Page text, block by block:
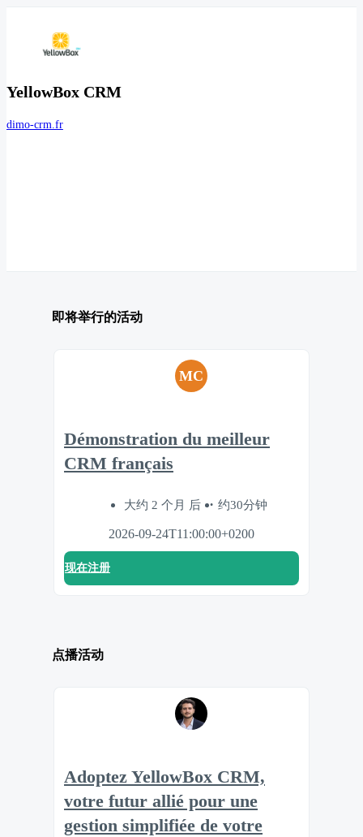
YellowBox CRM
dimo-crm.fr
即将举行的活动
MC
Démonstration du meilleur
CRM français
大约 2 个月 后 约30分钟
2026-09-24T11:00:00+0200
现在注册
点播活动
Adoptez YellowBox CRM,
votre futur allié pour une
gestion simplifiée de votre